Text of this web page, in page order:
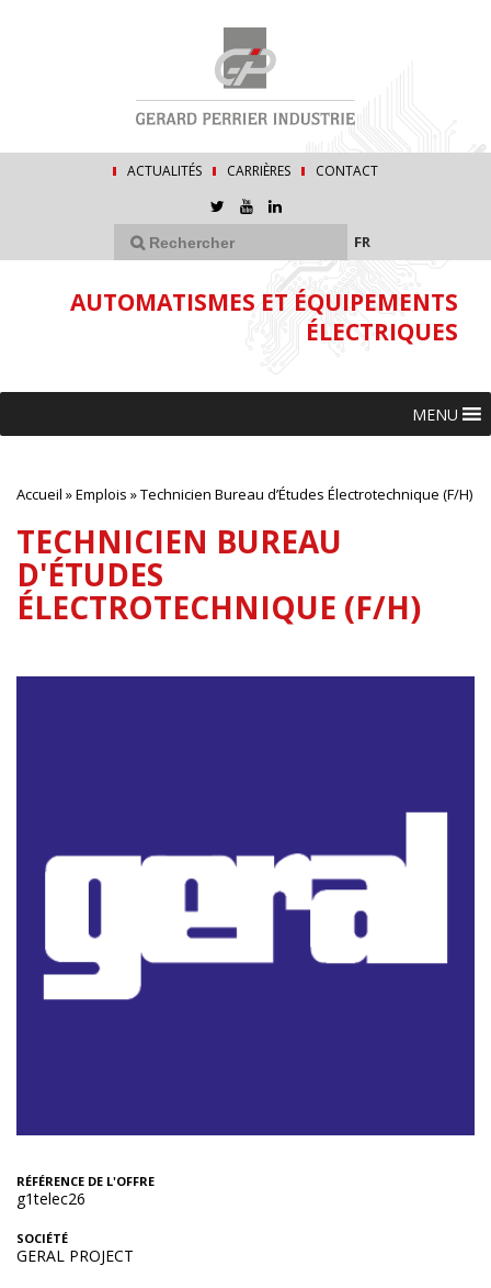
ACTUALITÉS CARRIÈRES CONTACT
FR
AUTOMATISMES ET ÉQUIPEMENTS
ÉLECTRIQUES
MENU
Accueil »Emplois »Technicien Bureau d’Études Électrotechnique (F/H)
TECHNICIEN BUREAU
D'ÉTUDES
ÉLECTROTECHNIQUE (F/H)
RÉFÉRENCE DE L'OFFRE
g1telec26
SOCIÉTÉ
GERAL PROJECT